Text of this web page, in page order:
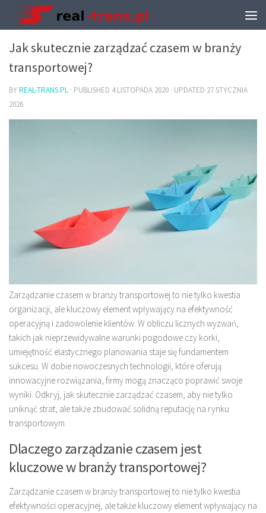
TRANSPORT I PRZEPROWADZKI
Jak skutecznie zarządzać czasem w branży
transportowej?
BYREAL-TRANS.PL · PUBLISHED 4 LISTOPADA 2020 · UPDATED 27 STYCZNIA
2026
Zarządzanie czasem w branży transportowej to nie tylko kwestia
organizacji, ale kluczowy element wpływający na efektywność
operacyjną i zadowolenie klientów. W obliczu licznych wyzwań,
takich jak nieprzewidywalne warunki pogodowe czy korki,
umiejętność elastycznego planowania staje się fundamentem
sukcesu. W dobie nowoczesnych technologii, które oferują
innowacyjne rozwiązania, firmy mogą znacząco poprawić swoje
wyniki. Odkryj, jak skutecznie zarządzać czasem, aby nie tylko
uniknąć strat, ale także zbudować solidną reputację na rynku
transportowym.
Dlaczego zarządzanie czasem jest
kluczowe w branży transportowej?
Zarządzanie czasem w branży transportowej to nie tylko kwestia
efektywności operacyjnej, ale także kluczowy element wpływający na